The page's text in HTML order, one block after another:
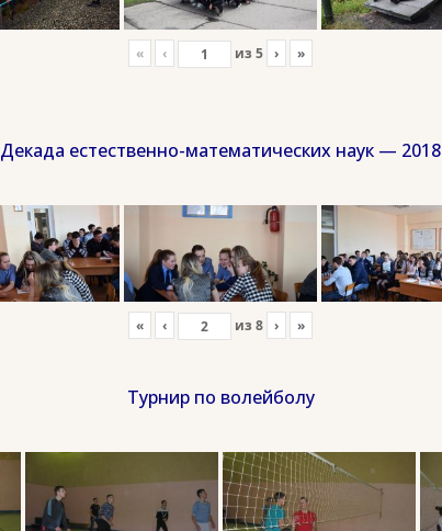
« ‹ из 5 › »
Декада естественно-математических наук — 2018
« ‹ из 8 › »
Турнир по волейболу